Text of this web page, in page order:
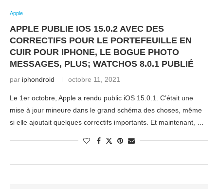
Apple
APPLE PUBLIE IOS 15.0.2 AVEC DES
CORRECTIFS POUR LE PORTEFEUILLE EN
CUIR POUR IPHONE, LE BOGUE PHOTO
MESSAGES, PLUS; WATCHOS 8.0.1 PUBLIÉ
par iphondroid octobre 11, 2021
Le 1er octobre, Apple a rendu public iOS 15.0.1. C’était une
mise à jour mineure dans le grand schéma des choses, même
si elle ajoutait quelques correctifs importants. Et maintenant, …